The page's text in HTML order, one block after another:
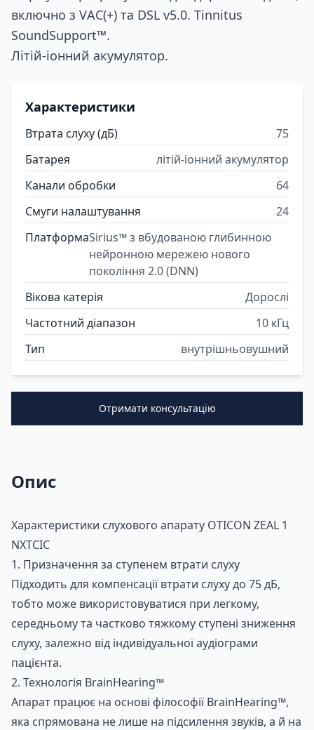
включно з VАС(+) та DSL v5.0. Tinnitus
SoundSupport™.
Літій-іонний акумулятор.
Характеристики
Втрата слуху (дБ)
75
Батарея
літій-іонний акумулятор
Канали обробки
64
Смуги налаштування
24
ПлатформаSirius™ з вбудованою глибинною
нейронною мережею нового
покоління 2.0 (DNN)
Вікова катерія
Дорослі
Частотний діапазон
10 кГц
Тип
внутрішньовушний
Отримати консультацію
Опис
Характеристики слухового апарату OTICON ZEAL 1
NXTCIC
1. Призначення за ступенем втрати слуху
Підходить для компенсації втрати слуху до 75 дБ,
тобто може використовуватися при легкому,
середньому та частково тяжкому ступені зниження
слуху, залежно від індивідуальної аудіограми
пацієнта.
2. Технологія BrainHearing™
Апарат працює на основі філософії BrainHearing™,
яка спрямована не лише на підсилення звуків, а й на